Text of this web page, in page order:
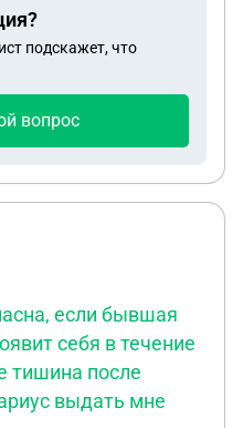
налога,
закон на акции?
подскажет, что
вопрос
если бывшая
себя в течение
тишина после
выдать мне